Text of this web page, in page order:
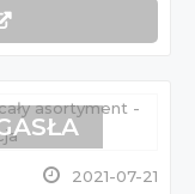
2021-07-21